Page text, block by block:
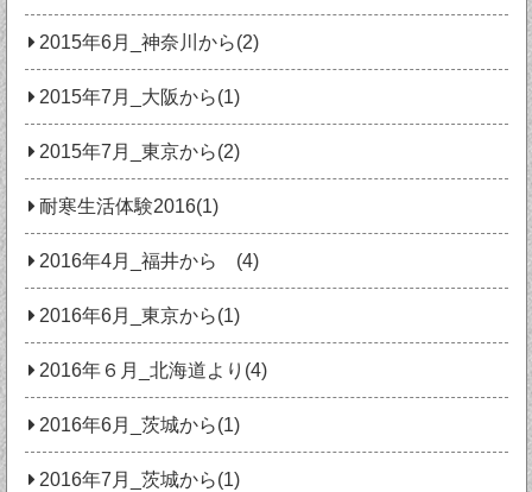
2015年6月_神奈川から(2)
2015年7月_大阪から(1)
2015年7月_東京から(2)
耐寒生活体験2016(1)
2016年4月_福井から (4)
2016年6月_東京から(1)
2016年６月_北海道より(4)
2016年6月_茨城から(1)
2016年7月_茨城から(1)